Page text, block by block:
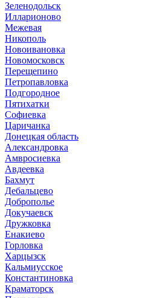
Зеленодольск
Илларионово
Межевая
Никополь
Новоивановка
Новомосковск
Перещепино
Петропавловка
Подгородное
Пятихатки
Софиевка
Царичанка
Донецкая область
Александровка
Амвросиевка
Авдеевка
Бахмут
Дебальцево
Доброполье
Докучаевск
Дружковка
Енакиево
Горловка
Харцызск
Кальмиусское
Константиновка
Краматорск